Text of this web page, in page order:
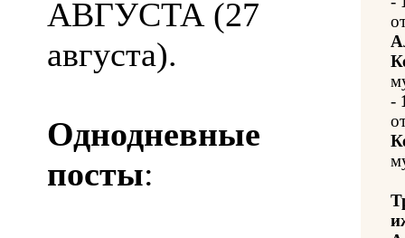
АВГУСТА (27
августа).
Однодневные
посты:
-